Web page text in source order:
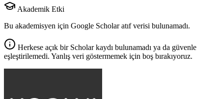
Akademik Etki
Bu akademisyen için Google Scholar atıf verisi bulunamadı.
Herkese açık bir Scholar kaydı bulunamadı ya da güvenle
eşleştirilemedi. Yanlış veri göstermemek için boş bırakıyoruz.